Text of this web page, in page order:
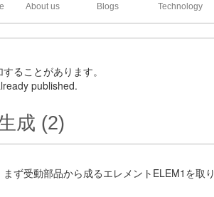
ることがあります。
published.
成 (2)
ず受動部品から成るエレメントELEM1を取